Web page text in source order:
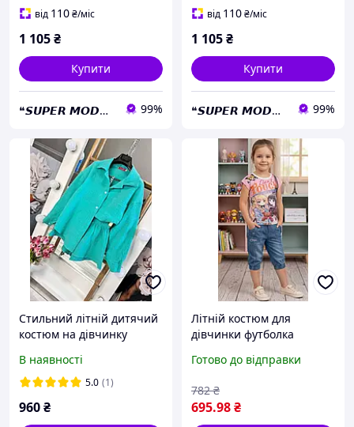
від 110₴/міс
1 105₴
Купити
❝𝙎𝙐𝙋𝙀𝙍 𝙈𝙊𝘿𝙉𝙄𝙆𝙐❝ 99%
від 110₴/міс
1 105₴
Купити
❝𝙎𝙐𝙋𝙀𝙍 𝙈𝙊𝘿𝙉𝙄𝙆𝙐❝ 99%
Стильний літній дитячий
костюм на дівчинку
В наявності
5.0 (1)
960₴
Літній костюм для
дівчинки футболка
86 92 98 104 110 116 122
Готово до відправки
695.98₴
782 ₴